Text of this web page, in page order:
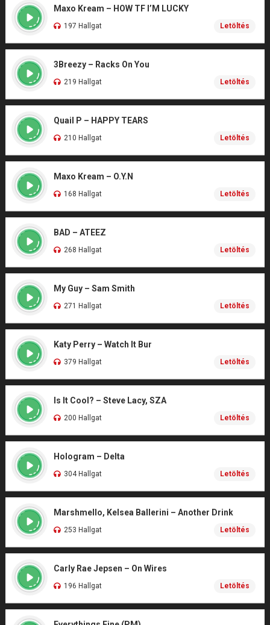
Maxo Kream – HOW TF I’M LUCKY
197 Hallgat Letöltés
3Breezy – Racks On You
219 Hallgat Letöltés
Quail P – HAPPY TEARS
210 Hallgat Letöltés
Maxo Kream – O.Y.N
168 Hallgat Letöltés
BAD – ATEEZ
268 Hallgat Letöltés
My Guy – Sam Smith
271 Hallgat Letöltés
Katy Perry – Watch It Bur
379 Hallgat Letöltés
Is It Cool? – Steve Lacy, SZA
200 Hallgat Letöltés
Hologram – Delta
304 Hallgat Letöltés
Marshmello, Kelsea Ballerini – Another Drink
253 Hallgat Letöltés
Carly Rae Jepsen – On Wires
196 Hallgat Letöltés